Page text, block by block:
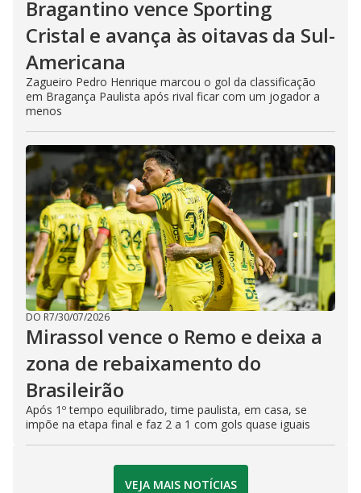
Bragantino vence Sporting
Cristal e avança às oitavas da Sul-
Americana
Zagueiro Pedro Henrique marcou o gol da classificação
em Bragança Paulista após rival ficar com um jogador a
menos
DO R7/30/07/2026
Mirassol vence o Remo e deixa a
zona de rebaixamento do
Brasileirão
Após 1º tempo equilibrado, time paulista, em casa, se
impõe na etapa final e faz 2 a 1 com gols quase iguais
VEJA MAIS NOTÍCIAS